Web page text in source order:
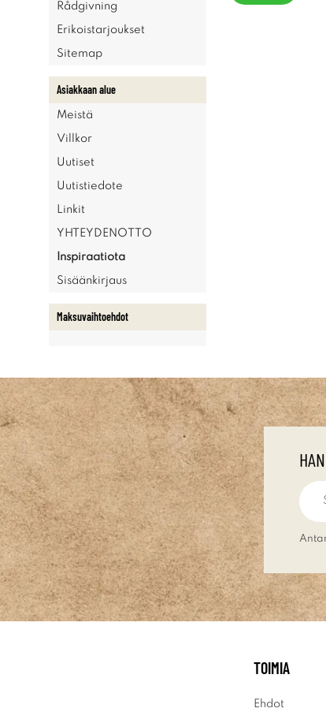
Rådgivning
Erikoistarjoukset
Sitemap
Asiakkaan alue
Meistä
Villkor
Uutiset
Uutistiedote
Linkit
YHTEYDENOTTO
Inspiraatiota
Sisäänkirjaus
Maksuvaihtoehdot
TOIMIA
Ehdot